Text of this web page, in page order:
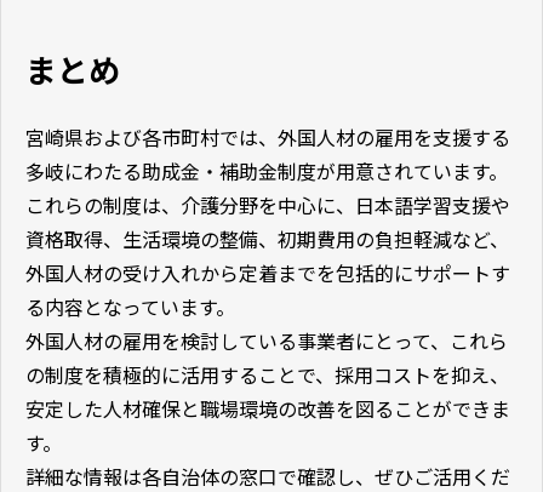
まとめ
宮崎県および各市町村では、外国人材の雇用を支援する
多岐にわたる助成金・補助金制度が用意されています。
これらの制度は、介護分野を中心に、日本語学習支援や
資格取得、生活環境の整備、初期費用の負担軽減など、
外国人材の受け入れから定着までを包括的にサポートす
る内容となっています。
外国人材の雇用を検討している事業者にとって、これら
の制度を積極的に活用することで、採用コストを抑え、
安定した人材確保と職場環境の改善を図ることができま
す。
詳細な情報は各自治体の窓口で確認し、ぜひご活用くだ